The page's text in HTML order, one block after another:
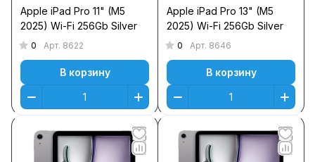
Apple iPad Pro 11" (M5
2025) Wi-Fi 256Gb Silver
0 Арт. 8622
В корзину
Apple iPad Pro 13" (M5
2025) Wi-Fi 256Gb Silver
0 Арт. 8646
В корзину